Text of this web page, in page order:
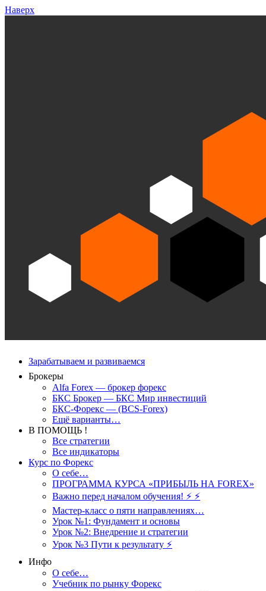
Наверх
Зарабатываем и развиваемся
Брокеры
Alfa Forex — брокер форекс
БКС Брокер — БКС Мир инвестиций
БКС-Форекс — (BCS-Forex)
Ещё варианты…
В ПОМОЩЬ !
Все стратегии
Все индикаторы
Курс по Форекс
О себе…
ПРОГРАММА КУРСА «ПРИБЫЛЬ НА FOREX»
Важно перед началом обучения! ⚡ ⚡
Мастер-класс о пяти направлениях…
Урок №1: Фундамент и основы
Урок №2: Внедрение и стратегии
Урок №3 Пути к результату ⚡️
Инфо
О себе…
Учебник по рынку Форекс